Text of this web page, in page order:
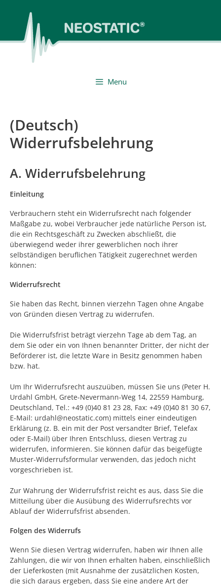
contenuto
Menu
(Deutsch)
Widerrufsbelehrung
A. Widerrufsbelehrung
Einleitung
Verbrauchern steht ein Widerrufsrecht nach folgender
Maßgabe zu, wobei Verbraucher jede natürliche Person ist,
die ein Rechtsgeschäft zu Zwecken abschließt, die
überwiegend weder ihrer gewerblichen noch ihrer
selbständigen beruflichen Tätigkeit zugerechnet werden
können:
Widerrufsrecht
Sie haben das Recht, binnen vierzehn Tagen ohne Angabe
von Gründen diesen Vertrag zu widerrufen.
Die Widerrufsfrist beträgt vierzehn Tage ab dem Tag, an
dem Sie oder ein von Ihnen benannter Dritter, der nicht der
Beförderer ist, die letzte Ware in Besitz genommen haben
bzw. hat.
Um Ihr Widerrufsrecht auszuüben, müssen Sie uns (Peter H.
Urdahl GmbH, Grete-Nevermann-Weg 14, 22559 Hamburg,
Deutschland, Tel.: +49 (0)40 81 23 28, Fax: +49 (0)40 81 30 67,
E-Mail: urdahl@neostatic.com) mittels einer eindeutigen
Erklärung (z. B. ein mit der Post versandter Brief, Telefax
oder E-Mail) über Ihren Entschluss, diesen Vertrag zu
widerrufen, informieren. Sie können dafür das beigefügte
Muster-Widerrufsformular verwenden, das jedoch nicht
vorgeschrieben ist.
Zur Wahrung der Widerrufsfrist reicht es aus, dass Sie die
Mitteilung über die Ausübung des Widerrufsrechts vor
Ablauf der Widerrufsfrist absenden.
Folgen des Widerrufs
Wenn Sie diesen Vertrag widerrufen, haben wir Ihnen alle
Zahlungen, die wir von Ihnen erhalten haben, einschließlich
der Lieferkosten (mit Ausnahme der zusätzlichen Kosten,
die sich daraus ergeben, dass Sie eine andere Art der